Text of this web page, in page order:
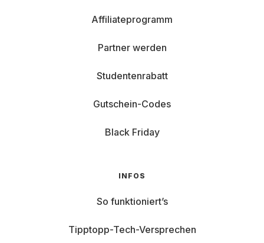
Affiliateprogramm
Partner werden
Studentenrabatt
Gutschein-Codes
Black Friday
INFOS
So funktioniert’s
Tipptopp-Tech-Versprechen